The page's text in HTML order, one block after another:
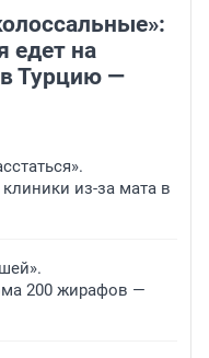
едет на
Турцию —
из-за мата в
200 жирафов —